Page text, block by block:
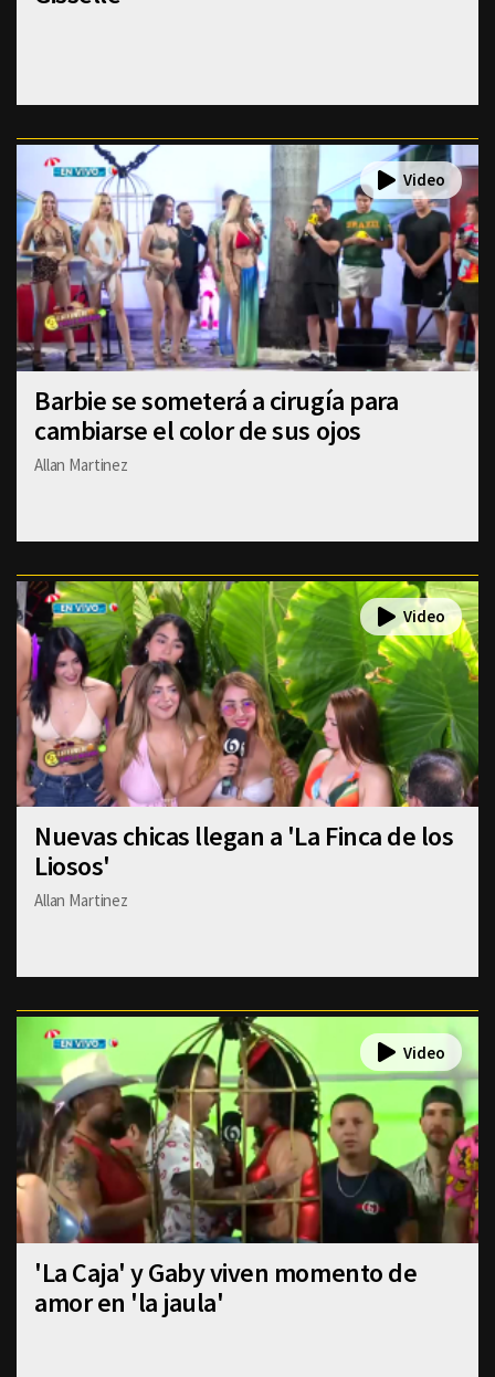
Barbie se someterá a cirugía para
cambiarse el color de sus ojos
Allan Martinez
Nuevas chicas llegan a 'La Finca de los
Liosos'
Allan Martinez
'La Caja' y Gaby viven momento de
amor en 'la jaula'